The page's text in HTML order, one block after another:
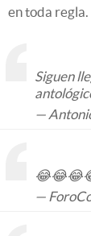
en toda regla.
Siguen
—
—